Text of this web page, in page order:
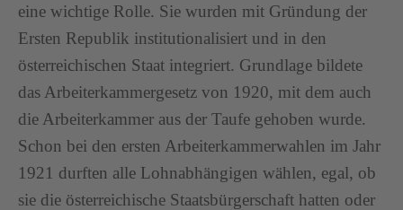
eine wichtige Rolle. Sie wurden mit Gründung der
Ersten Republik institutionalisiert und in den
österreichischen Staat integriert. Grundlage bildete
das Arbeiterkammergesetz von 1920, mit dem auch
die Arbeiterkammer aus der Taufe gehoben wurde.
Schon bei den ersten Arbeiterkammerwahlen im Jahr
1921 durften alle Lohnabhängigen wählen, egal, ob
sie die österreichische Staatsbürgerschaft hatten oder